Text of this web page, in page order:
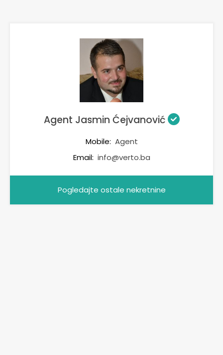
Agent Jasmin Ćejvanović
Mobile: Agent
Email: info@verto.ba
Pogledajte ostale nekretnine